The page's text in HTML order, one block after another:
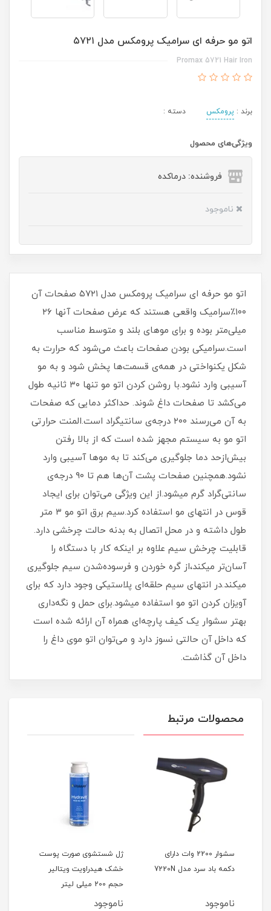
اتو مو حرفه ای سرامیک پرومکس مدل ۵۷۲۱
Promax 5721 Hair Iron
برند : پرومکس دسته :
ویژگی‌های محصول
فروشنده: درماکده
ناموجود
اتو مو حرفه ای سرامیک پرومکس مدل ۵۷۲۱ صفحات آن
۱۰۰٪سرامیک واقعی هستند که عرض صفحات آنها ۲۶
میلی‌متر بوده و برای موهای بلند و متوسط مناسب
است.سرامیکی بودن صفحات باعث می‌شود که حرارت به
شکل یکنواختی در همه‌ی قسمت‌ها پخش شود و به مو
آسیبی وارد نشود.با روشن کردن اتو مو تنها ۳۰ ثانیه طول
می‌کشد تا صفحات داغ شوند. حداکثر دمایی که صفحات
به آن می‌رسند ۲۰۰ درجه‌ی سانتیگراد است.المنت حرارتی
اتو مو به سیستم مجهز شده است که از بالا رفتن
بیش‌ازحد دما جلوگیری می‌کند تا به موها آسیبی وارد
نشود.همچنین صفحات پشت آن‌ها هم تا ۹۰ درجه‌ی
سانتی‌گراد گرم میشود.از این ویژگی می‌توان برای ایجاد
قوس در انتهای مو استفاده کرد.سیم برق اتو مو ۳ متر
طول داشته و در محل اتصال به بدنه حالت چرخشی دارد.
قابلیت چرخش سیم علاوه بر اینکه کار با دستگاه را
آسان‌تر میکند،از گره خوردن و فرسوده‌شدن سیم جلوگیری
میکند.در انتهای سیم حلقه‌ای پلاستیکی وجود دارد که برای
آویزان کردن اتو مو استفاده میشود.برای حمل و نگه‌داری
بهتر سشوار یک کیف پارچه‌ای همراه آن ارائه شده است
که داخل آن حالتی نسوز دارد و می‌توان اتو موی داغ را
داخل آن گذاشت.
محصولات مرتبط
سشوار 2200 وات دارای
دکمه باد سرد مدل 7220N
ناموجود
ژل شستشوی صورت پوست
خشک هیدراویت ویتالیر
حجم 200 میلی لیتر
ناموجود